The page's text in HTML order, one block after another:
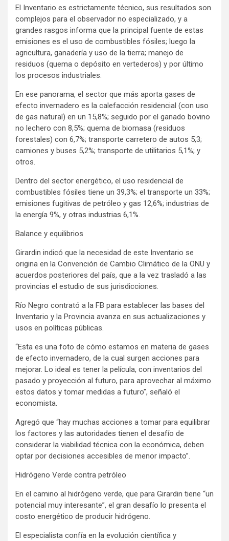
El Inventario es estrictamente técnico, sus resultados son
complejos para el observador no especializado, y a
grandes rasgos informa que la principal fuente de estas
emisiones es el uso de combustibles fósiles; luego la
agricultura, ganadería y uso de la tierra; manejo de
residuos (quema o depósito en vertederos) y por último
los procesos industriales.
En ese panorama, el sector que más aporta gases de
efecto invernadero es la calefacción residencial (con uso
de gas natural) en un 15,8%; seguido por el ganado bovino
no lechero con 8,5%; quema de biomasa (residuos
forestales) con 6,7%; transporte carretero de autos 5,3;
camiones y buses 5,2%; transporte de utilitarios 5,1%; y
otros.
Dentro del sector energético, el uso residencial de
combustibles fósiles tiene un 39,3%; el transporte un 33%;
emisiones fugitivas de petróleo y gas 12,6%; industrias de
la energía 9%, y otras industrias 6,1%.
Balance y equilibrios
Girardin indicó que la necesidad de este Inventario se
origina en la Convención de Cambio Climático de la ONU y
acuerdos posteriores del país, que a la vez trasladó a las
provincias el estudio de sus jurisdicciones.
Río Negro contrató a la FB para establecer las bases del
Inventario y la Provincia avanza en sus actualizaciones y
usos en políticas públicas.
“Esta es una foto de cómo estamos en materia de gases
de efecto invernadero, de la cual surgen acciones para
mejorar. Lo ideal es tener la película, con inventarios del
pasado y proyección al futuro, para aprovechar al máximo
estos datos y tomar medidas a futuro”, señaló el
economista.
Agregó que “hay muchas acciones a tomar para equilibrar
los factores y las autoridades tienen el desafío de
considerar la viabilidad técnica con la económica, deben
optar por decisiones accesibles de menor impacto”.
Hidrógeno Verde contra petróleo
En el camino al hidrógeno verde, que para Girardin tiene “un
potencial muy interesante”, el gran desafío lo presenta el
costo energético de producir hidrógeno.
El especialista confía en la evolución científica y